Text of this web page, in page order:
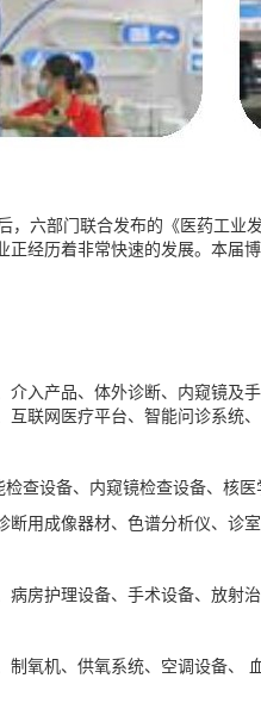
，六部门联合发布的《医药工
正经历着非常快速的发展。本届
介入产品、体外诊断、内窥镜
互联网医疗平台、智能问诊系统
查设备、内窥镜检查设备、核医
断用成像器材、色谱分析仪、诊
病房护理设备、手术设备、放
制氧机、供氧系统、空调设备、